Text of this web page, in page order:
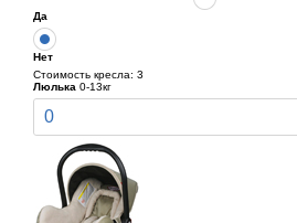
Да
Нет
Стоимость кресла: 3
Люлька 0-13кг
0